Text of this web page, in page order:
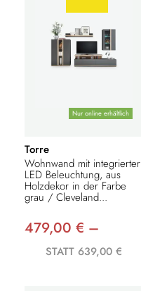
Nur online erhältlich
Torre
Wohnwand mit integrierter
LED Beleuchtung, aus
Holzdekor in der Farbe
grau / Cleveland...
479,00 € –
STATT 639,00 €